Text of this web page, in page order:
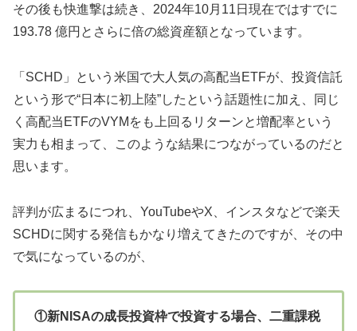
その後も快進撃は続き、2024年10月11日現在ではすでに
193.78 億円とさらに倍の総資産額となっています。
「SCHD」という米国で大人気の高配当ETFが、投資信託
という形で“日本に初上陸”したという話題性に加え、同じ
く高配当ETFのVYMをも上回るリターンと増配率という
実力も相まって、このような結果につながっているのだと
思います。
評判が広まるにつれ、YouTubeやX、インスタなどで楽天
SCHDに関する発信もかなり増えてきたのですが、その中
で気になっているのが、
①新NISAの成長投資枠で投資する場合、二重課税